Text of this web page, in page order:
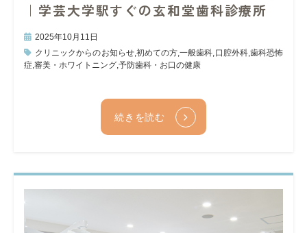
｜学芸大学駅すぐの玄和堂歯科診療所
2025年10月11日
クリニックからのお知らせ,初めての方,一般歯科,口腔外科,歯科恐怖
症,審美・ホワイトニング,予防歯科・お口の健康
続きを読む